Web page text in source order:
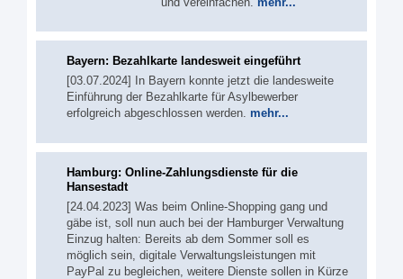
Bayern: Bezahlkarte landesweit eingeführt
[03.07.2024] In Bayern konnte jetzt die landesweite
Einführung der Bezahlkarte für Asylbewerber
erfolgreich abgeschlossen werden. mehr...
Hamburg: Online-Zahlungsdienste für die
Hansestadt
[24.04.2023] Was beim Online-Shopping gang und
gäbe ist, soll nun auch bei der Hamburger Verwaltung
Einzug halten: Bereits ab dem Sommer soll es
möglich sein, digitale Verwaltungsleistungen mit
PayPal zu begleichen, weitere Dienste sollen in Kürze